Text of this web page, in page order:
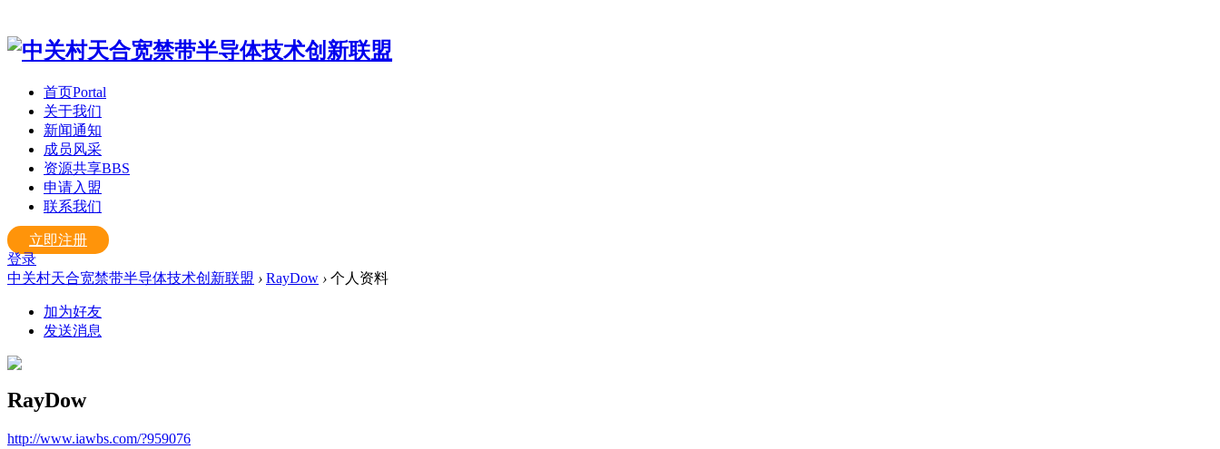
首页Portal
关于我们
新闻通知
成员风采
资源共享BBS
申请入盟
联系我们
立即注册
登录
中关村天合宽禁带半导体技术创新联盟 › RayDow › 个人资料
加为好友
发送消息
RayDow
http://www.iawbs.com/?959076